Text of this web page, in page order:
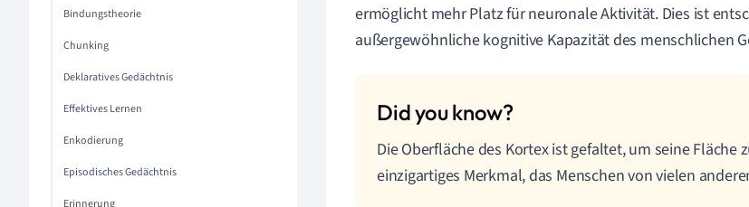
Bindungstheorie
Chunking
Deklaratives Gedächtnis
Effektives Lernen
Enkodierung
Episodisches Gedächtnis
Erinnerung
ermöglicht mehr Platz für neuronale Aktivität. Dies ist
außergewöhnliche kognitive Kapazität des menschlichen
Die Oberfläche des Kortex ist gefaltet, um seine Fläche
einzigartiges Merkmal, das Menschen von vielen